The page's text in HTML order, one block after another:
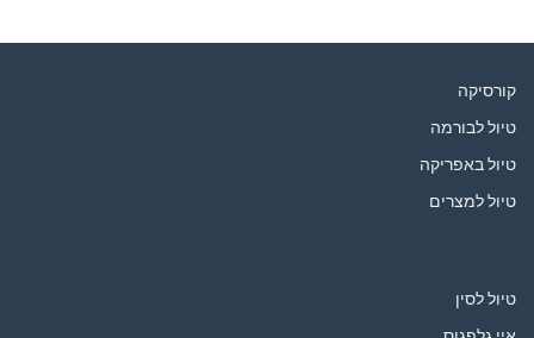
קורסיקה
טיול לבורמה
טיול באפריקה
טיול למצרים
טיול לסין